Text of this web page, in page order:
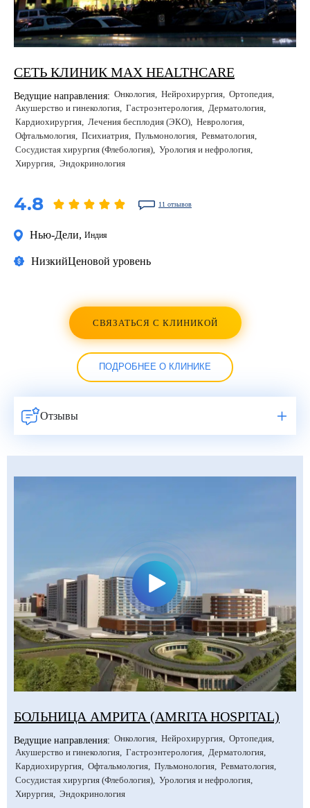
СЕТЬ КЛИНИК MAX HEALTHCARE
Ведущие направления: Онкология Нейрохирургия Ортопедия
Акушерство и гинекология Гастроэнтерология Дерматология
Кардиохирургия Лечения бесплодия (ЭКО) Неврология
Офтальмология Психиатрия Пульмонология Ревматология
Сосудистая хирургия (Флебология) Урология и нефрология
Хирургия Эндокринология
4.8 11 отзывов
Нью-Дели, Индия
НизкийЦеновой уровень
СВЯЗАТЬСЯ С КЛИНИКОЙ
ПОДРОБНЕЕ О КЛИНИКЕ
Отзывы
БОЛЬНИЦА АМРИТА (AMRITA HOSPITAL)
Ведущие направления: Онкология Нейрохирургия Ортопедия
Акушерство и гинекология Гастроэнтерология Дерматология
Кардиохирургия Офтальмология Пульмонология Ревматология
Сосудистая хирургия (Флебология) Урология и нефрология
Хирургия Эндокринология